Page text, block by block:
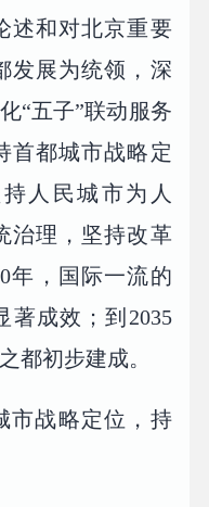
述和对北京重要
发展为统领，深
“五子”联动服务
首都城市战略定
人民城市为人
治理，坚持改革
年，国际一流的
著成效；到2035
都初步建成。
市战略定位，持